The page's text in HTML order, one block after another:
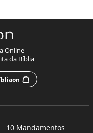
Online -
da Bíblia
10 Mandamentos